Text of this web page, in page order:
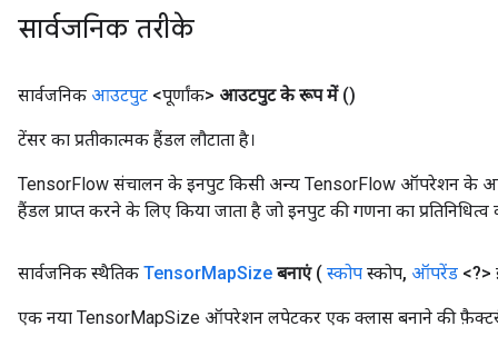
सार्वजनिक तरीके
सार्वजनिक आउटपुट <पूर्णांक> आउटपुट के रूप में ()
टेंसर का प्रतीकात्मक हैंडल लौटाता है।
TensorFlow संचालन के इनपुट किसी अन्य TensorFlow ऑपरेशन के
हैंडल प्राप्त करने के लिए किया जाता है जो इनपुट की गणना का प्रतिनिधित्व
सार्वजनिक स्थैतिक TensorMapSize बनाएं ( स्कोप स्कोप, ऑपरेंड <?>
एक नया TensorMapSize ऑपरेशन लपेटकर एक क्लास बनाने की